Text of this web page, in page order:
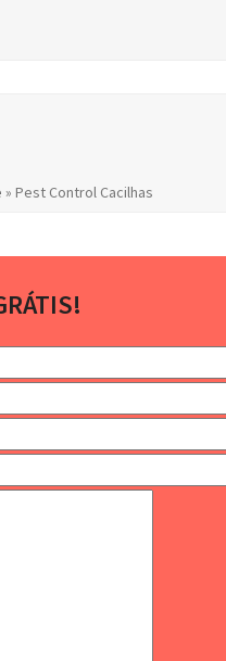
» Pest Control Cacilhas